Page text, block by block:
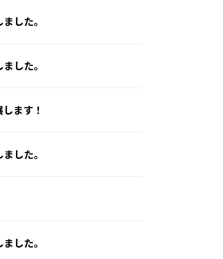
した。
した。
ます！
した。
した。